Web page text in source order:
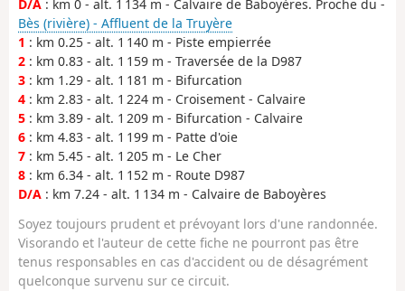
D/A : km 0 - alt. 1 134 m - Calvaire de Baboyères. Proche du -
Bès (rivière) - Affluent de la Truyère
1 : km 0.25 - alt. 1 140 m - Piste empierrée
2 : km 0.83 - alt. 1 159 m - Traversée de la D987
3 : km 1.29 - alt. 1 181 m - Bifurcation
4 : km 2.83 - alt. 1 224 m - Croisement - Calvaire
5 : km 3.89 - alt. 1 209 m - Bifurcation - Calvaire
6 : km 4.83 - alt. 1 199 m - Patte d'oie
7 : km 5.45 - alt. 1 205 m - Le Cher
8 : km 6.34 - alt. 1 152 m - Route D987
D/A : km 7.24 - alt. 1 134 m - Calvaire de Baboyères
Soyez toujours prudent et prévoyant lors d'une randonnée.
Visorando et l'auteur de cette fiche ne pourront pas être
tenus responsables en cas d'accident ou de désagrément
quelconque survenu sur ce circuit.